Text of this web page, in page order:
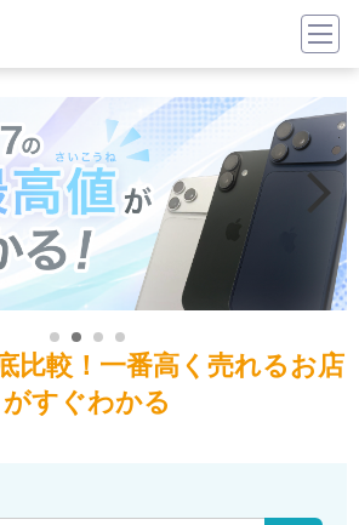
比較！一番高く売れるお店
がすぐわかる